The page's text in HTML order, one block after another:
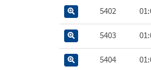
5402
5403
5404